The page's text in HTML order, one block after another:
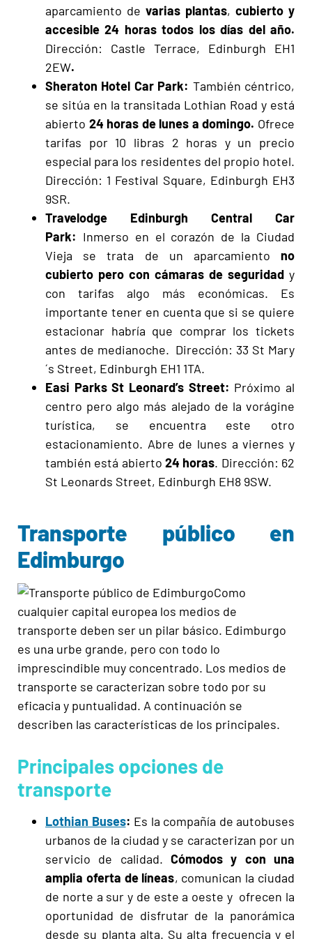
aparcamiento de varias plantas, cubierto y
accesible 24 horas todos los días del año.
Dirección: Castle Terrace, Edinburgh EH1
2EW.
Sheraton Hotel Car Park: También céntrico,
se sitúa en la transitada Lothian Road y está
abierto 24 horas de lunes a domingo. Ofrece
tarifas por 10 libras 2 horas y un precio
especial para los residentes del propio hotel.
Dirección: 1 Festival Square, Edinburgh EH3
9SR.
Travelodge Edinburgh Central Car
Park: Inmerso en el corazón de la Ciudad
Vieja se trata de un aparcamiento no
cubierto pero con cámaras de seguridad y
con tarifas algo más económicas. Es
importante tener en cuenta que si se quiere
estacionar habría que comprar los tickets
antes de medianoche. Dirección: 33 St Mary
´s Street, Edinburgh EH1 1TA.
Easi Parks St Leonard’s Street: Próximo al
centro pero algo más alejado de la vorágine
turística, se encuentra este otro
estacionamiento. Abre de lunes a viernes y
también está abierto 24 horas. Dirección: 62
St Leonards Street, Edinburgh EH8 9SW.
Transporte público en
Edimburgo
Como
cualquier capital europea los medios de
transporte deben ser un pilar básico. Edimburgo
es una urbe grande, pero con todo lo
imprescindible muy concentrado. Los medios de
transporte se caracterizan sobre todo por su
eficacia y puntualidad. A continuación se
describen las características de los principales.
Principales opciones de
transporte
Lothian Buses: Es la compañía de autobuses
urbanos de la ciudad y se caracterizan por un
servicio de calidad. Cómodos y con una
amplia oferta de líneas, comunican la ciudad
de norte a sur y de este a oeste y ofrecen la
oportunidad de disfrutar de la panorámica
desde su planta alta. Su alta frecuencia y el